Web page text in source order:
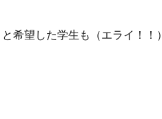
希望した学生も（エライ！！）